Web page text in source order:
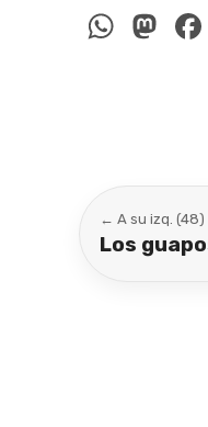
← A su izq. (48)
Los